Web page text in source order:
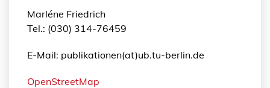
Marléne Friedrich
Tel.: (030) 314-76459
E-Mail: publikationen(at)ub.tu-berlin.de
OpenStreetMap